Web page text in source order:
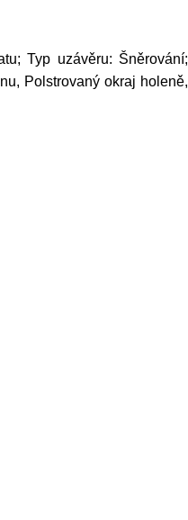
Typ uzávěru: Šněrování;
Polstrovaný okraj holeně,